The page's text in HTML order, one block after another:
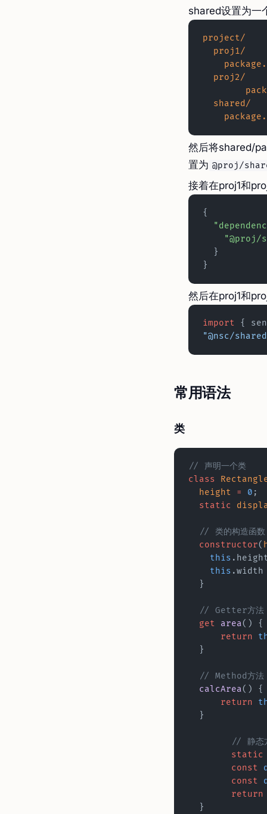
shared设置为一
project/
  proj1/
  proj2/
  shared/
然后将shared/
置为 @proj/
接着在proj1和
{
  }
}
然后在proj1和
import {
"@nsc/
常用语法
类
// 声明一个类
class
  height
= 0
  static
  // 类的构造函数
  constructor
(
    this
    this
  }
  // Getter方法
  get
area() {
      return
  }
  // Method方法
  calcArea
() {
      return
  }
// 静态
static
        const
        const
        return
  }